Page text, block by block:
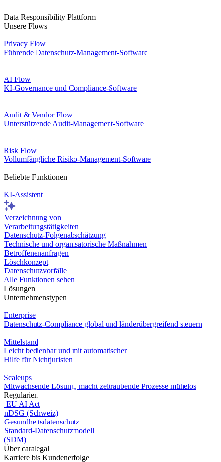
Data Responsibility Plattform
Unsere Flows
Privacy Flow
Führende Datenschutz-Management-Software
AI Flow
KI-Governance und Compliance-Software
Audit & Vendor Flow
Unterstützende Audit-Management-Software
Risk Flow
Vollumfängliche Risiko-Management-Software
Beliebte Funktionen
KI-Assistent
Verzeichnung von
Verarbeitungstätigkeiten
Datenschutz-Folgenabschätzung
Technische und organisatorische Maßnahmen
Betroffenenanfragen
Löschkonzept
Datenschutzvorfälle
Alle Funktionen sehen
Lösungen
Unternehmenstypen
Enterprise
Datenschutz-Compliance global und länderübergreifend steuern
Mittelstand
Leicht bedienbar und mit automatischer
Hilfe für Nichtjuristen
Scaleups
Mitwachsende Lösung, macht zeitraubende Prozesse mühelos
Regularien
EU AI Act
nDSG (Schweiz)
Gesundheitsdatenschutz
Standard-Datenschutzmodell
(SDM)
Über caralegal
Karriere bis Kundenerfolge